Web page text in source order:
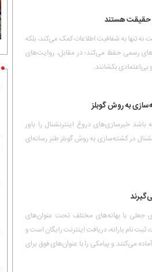
حقیقت هستند
نه تنها به شفافیت اطلاعات کمک می‌کند، بلکه
رسمی حفظ می‌کند؛ در مقابل، روایت‌های
بی‌اعتمادی بکشانند.
به روش گوبلز
خبرسازی‌های دروغ اینترنشنال را باور
در کشته‌سازی به روش گوبلز طنز رسانه‌ای
جعلی با بهانه‌های مختلف تحت عنوان‌های
ثبت نام یارانه، دریافت اینترنت رایگان است و
می‌کنند و پیامکی را با عنوان‌های فوق برای